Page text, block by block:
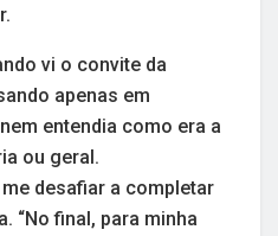
vi o convite da
apenas em
entendia como era a
ou geral.
desafiar a completar
“No final, para minha